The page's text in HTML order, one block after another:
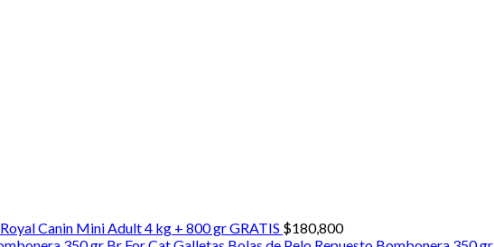
Royal Canin Mini Adult 4 kg + 800 gr GRATIS $180,800